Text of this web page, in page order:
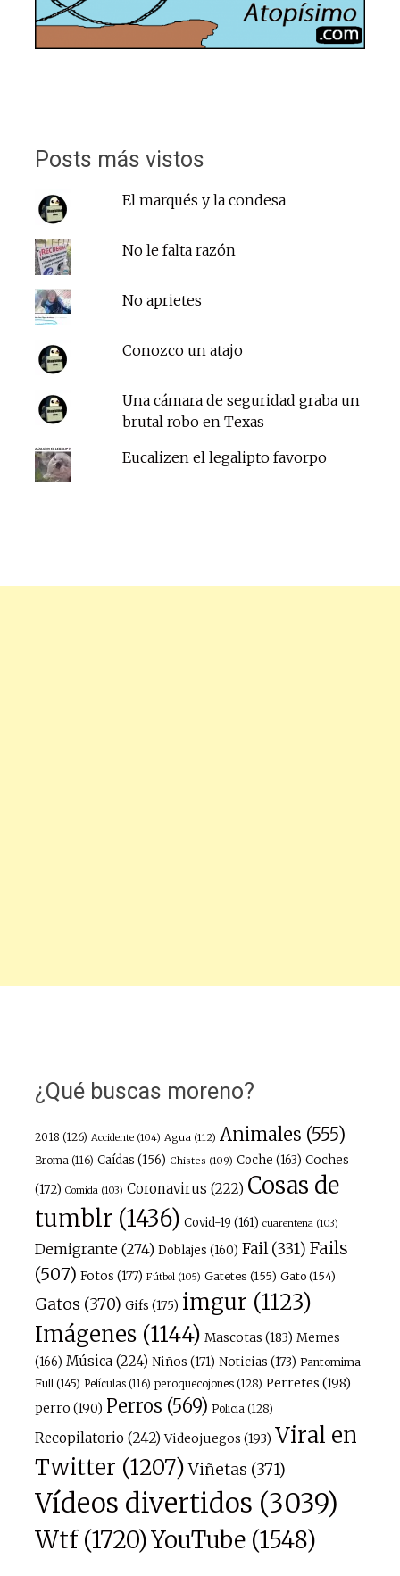
Posts más vistos
El marqués y la condesa
No le falta razón
No aprietes
Conozco un atajo
Una cámara de seguridad graba un
brutal robo en Texas
Eucalizen el legalipto favorpo
¿Qué buscas moreno?
2018 (126) Accidente(104) Agua(112) Animales (555)
Broma(116) Caídas (156) Chistes (109) Coche (163) Coches
(172) Comida(103) Coronavirus (222) Cosas de
tumblr(1436) Covid-19 (161) cuarentena(103)
Demigrante(274) Doblajes (160) Fail(331) Fails
(507) Fotos (177) Fútbol(105) Gatetes (155) Gato(154)
Gatos (370) Gifs (175) imgur (1123)
Imágenes(1144) Mascotas (183) Memes
(166) Música(224) Niños (171) Noticias (173) Pantomima
Full (145) Películas(116) peroquecojones(128) Perretes (198)
perro (190) Perros (569) Policia (128)
Recopilatorio (242) Videojuegos (193) Viral en
Twitter (1207) Viñetas (371)
Vídeos divertidos (3039)
Wtf(1720)YouTube(1548)